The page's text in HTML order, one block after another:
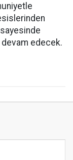
devam edecek.